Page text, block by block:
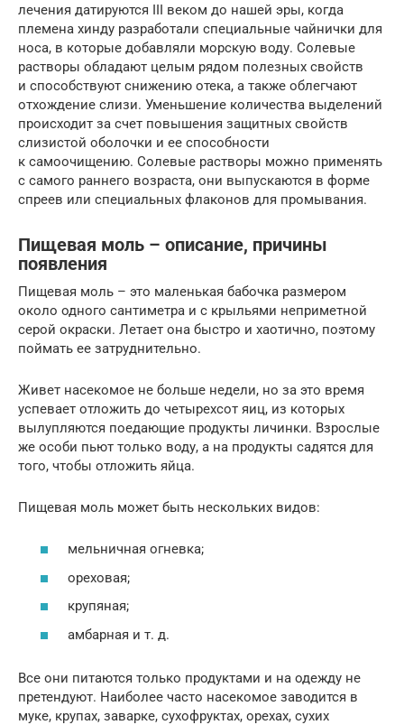
лечения датируются III веком до нашей эры, когда
племена хинду разработали специальные чайнички для
носа, в которые добавляли морскую воду. Солевые
растворы обладают целым рядом полезных свойств
и способствуют снижению отека, а также облегчают
отхождение слизи. Уменьшение количества выделений
происходит за счет повышения защитных свойств
слизистой оболочки и ее способности
к самоочищению. Солевые растворы можно применять
с самого раннего возраста, они выпускаются в форме
спреев или специальных флаконов для промывания.
Пищевая моль – описание, причины
появления
Пищевая моль – это маленькая бабочка размером
около одного сантиметра и с крыльями неприметной
серой окраски. Летает она быстро и хаотично, поэтому
поймать ее затруднительно.
Живет насекомое не больше недели, но за это время
успевает отложить до четырехсот яиц, из которых
вылупляются поедающие продукты личинки. Взрослые
же особи пьют только воду, а на продукты садятся для
того, чтобы отложить яйца.
Пищевая моль может быть нескольких видов:
мельничная огневка;
ореховая;
крупяная;
амбарная и т. д.
Все они питаются только продуктами и на одежду не
претендуют. Наиболее часто насекомое заводится в
муке, крупах, заварке, сухофруктах, орехах, сухих